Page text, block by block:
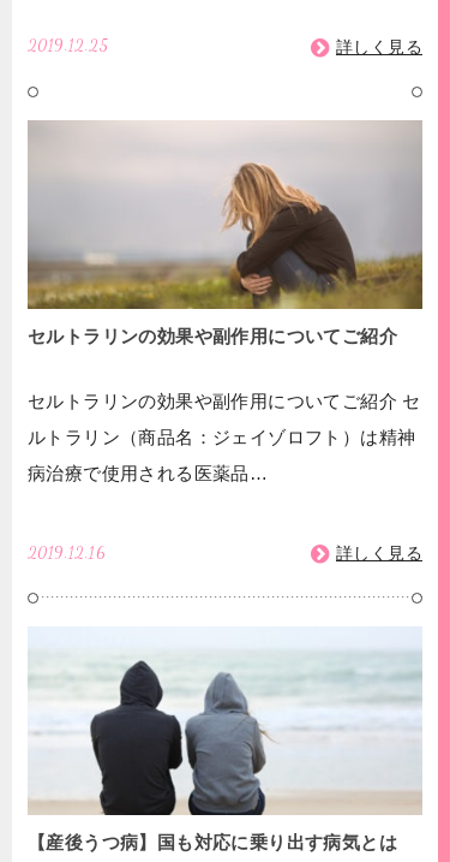
2019.12.25 詳しく見る
セルトラリンの効果や副作用についてご紹介
セルトラリンの効果や副作用についてご紹介 セ
ルトラリン（商品名：ジェイゾロフト）は精神
病治療で使用される医薬品…
2019.12.16 詳しく見る
【産後うつ病】国も対応に乗り出す病気とは